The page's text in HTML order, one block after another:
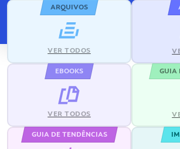
ARQUIVOS
VER TODOS
EBOOKS
VER TODOS
GUIA
GUIA DE TENDÊNCIAS